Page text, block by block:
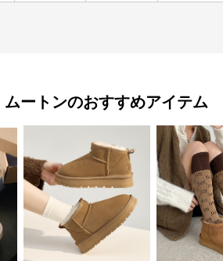
ムートンのおすすめアイテム